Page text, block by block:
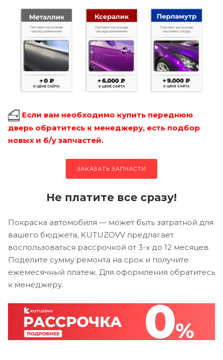
Если вам необходимо купить переднюю
дверь обратитесь к менеджеру, есть подбор
новых и б/у запчастей.
ЗАКАЗАТЬ ЗАПЧАСТИ
Не платите все сразу!
Покраска автомобиля — может быть затратной для
вашего бюджета, KUTUZOVV предлагает
воспользоваться рассрочкой от 3-х до 12 месяцев.
Поделите сумму ремонта на срок и получите
ежемесячный платеж. Для оформления обратитесь
к менеджеру.